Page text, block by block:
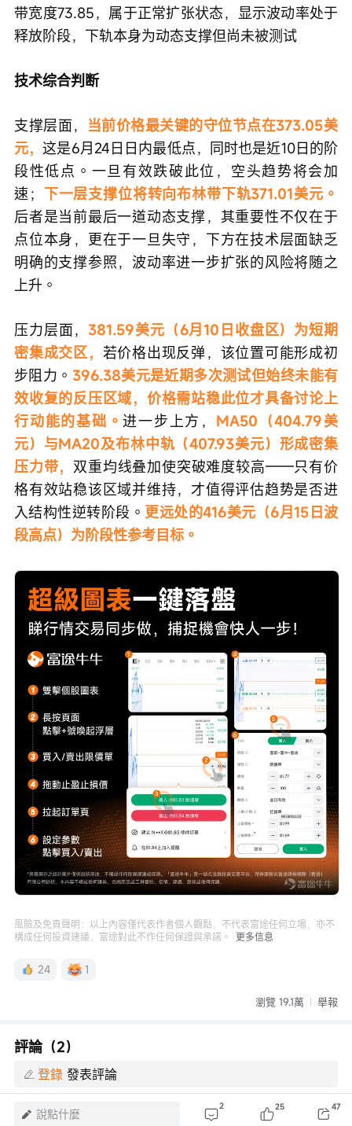
带宽度73.85，属于正常扩张状态，显示波动率处于
释放阶段，下轨本身为动态支撑但尚未被测试
技术综合判断
支撑层面， 当前价格最关键的守位节点在373.05美
元，这是6月24日日内最低点，同时也是近10日的阶
段性低点。一旦有效跌破此位，空头趋势将会加
速； 下一层支撑位将转向布林带下轨371.01美元。
后者是当前最后一道动态支撑，其重要性不仅在于
点位本身，更在于一旦失守，下方在技术层面缺乏
明确的支撑参照，波动率进一步扩张的风险将随之
上升。
压力层面， 381.59美元（6月10日收盘区）为短期
密集成交区， 若价格出现反弹，该位置可能形成初
步阻力。 396.38美元是近期多次测试但始终未能有
效收复的反压区域，价格需站稳此位才具备讨论上
行动能的基础。进一步上方， MA50（404.79美
元）与MA20及布林中轨（407.93美元）形成密集
压力带， 双重均线叠加使突破难度较高——只有价
格有效站稳该区域并维持，才值得评估趋势是否进
入结构性逆转阶段。更远处的416美元（6月15日波
段高点）为阶段性参考目标。
風險及免責聲明：以上內容僅代表作者個人觀點，不代表富途任何立場，亦不
構成任何投資建議，富途對此不作任何保證與承諾。
更多信息
24 1
瀏覽 19.1萬 舉報
評論（2）
登錄 發表評論
說點什麼
2 25 47